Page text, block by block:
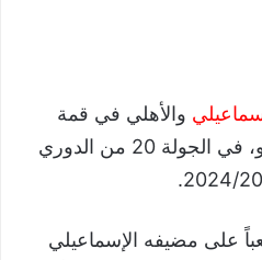
والأهلي في قمة
مباريات اليوم الأربعاء 1 مايو، في الجولة 20 من الدوري
على مضيفه الإسماعيلي